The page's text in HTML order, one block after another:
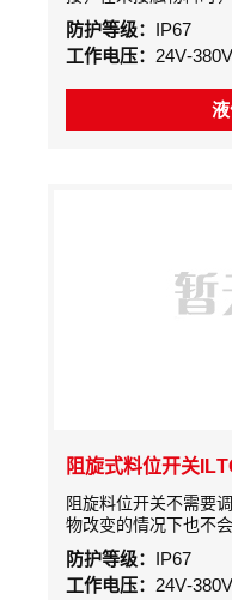
物料时，马达会停止
号而测出料位高度或
防护等级： IP67
工作电压： 24V-380V
阻旋式料位开关
阻旋料位开关不需要
物改变的情况下也不
阻旋式料位kongzhiqi
位开关设计精巧，安
叶，不同长度的延长
防护等级： IP67
工作电压： 24V-380V